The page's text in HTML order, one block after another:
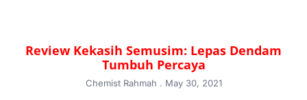
Review Kekasih Semusim: Lepas Dendam
Tumbuh Percaya
Chemist Rahmah May 30, 2021